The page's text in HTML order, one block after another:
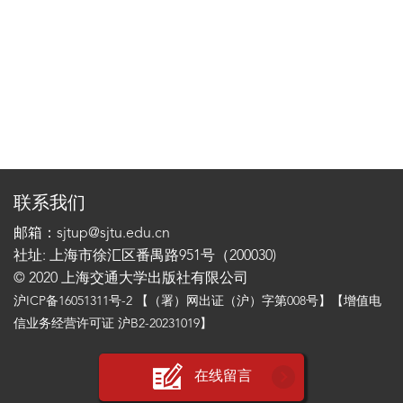
联系我们
邮箱：sjtup@sjtu.edu.cn
社址: 上海市徐汇区番禺路951号（200030)
© 2020 上海交通大学出版社有限公司
沪ICP备16051311号-2 【（署）网出证（沪）字第008号】【增值电
信业务经营许可证 沪B2-20231019】
在线留言